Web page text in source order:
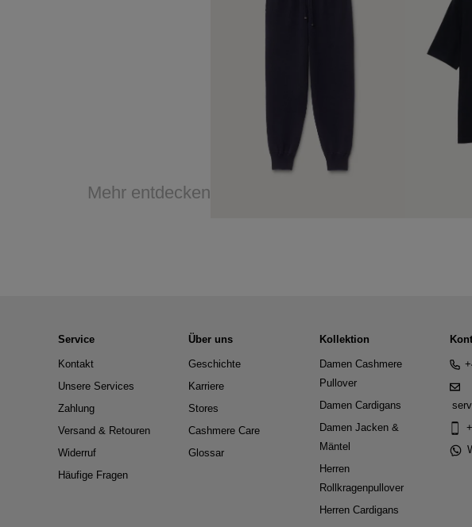
Mehr entdecken
Service
Kontakt
Unsere Services
Zahlung
Versand & Retouren
Widerruf
Häufige Fragen
Über uns
Geschichte
Karriere
Stores
Cashmere Care
Glossar
Kollektion
Damen Cashmere
Pullover
Damen Cardigans
Damen Jacken &
Mäntel
Herren
Rollkragenpullover
Herren Cardigans